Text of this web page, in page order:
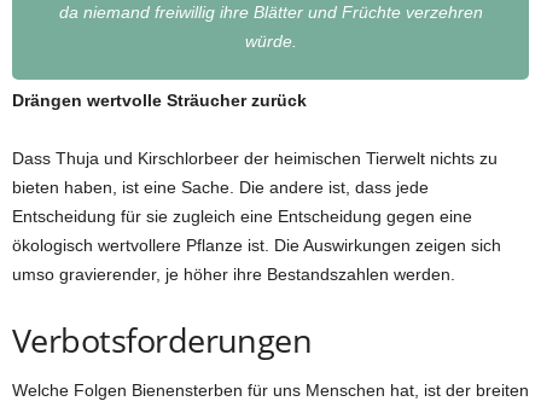
da niemand freiwillig ihre Blätter und Früchte verzehren
würde.
Drängen wertvolle Sträucher zurück
Dass Thuja und Kirschlorbeer der heimischen Tierwelt nichts zu
bieten haben, ist eine Sache. Die andere ist, dass jede
Entscheidung für sie zugleich eine Entscheidung gegen eine
ökologisch wertvollere Pflanze ist. Die Auswirkungen zeigen sich
umso gravierender, je höher ihre Bestandszahlen werden.
Verbotsforderungen
Welche Folgen Bienensterben für uns Menschen hat, ist der breiten